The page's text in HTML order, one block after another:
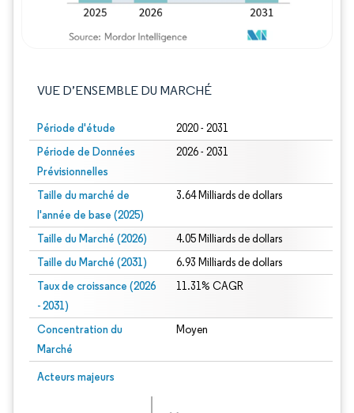
VUE D’ENSEMBLE DU MARCHÉ
Période d'étude 2020 - 2031
Période de Données
Prévisionnelles
2026 - 2031
Taille du marché de
l'année de base (2025)
3.64 Milliards de dollars
Taille du Marché (2026) 4.05 Milliards de dollars
Taille du Marché (2031) 6.93 Milliards de dollars
Taux de croissance (2026
- 2031)
11.31% CAGR
Concentration du
Marché
Moyen
Acteurs majeurs
Image © Mordor Intelligence. La réutilisation nécessite une attribution sous CC